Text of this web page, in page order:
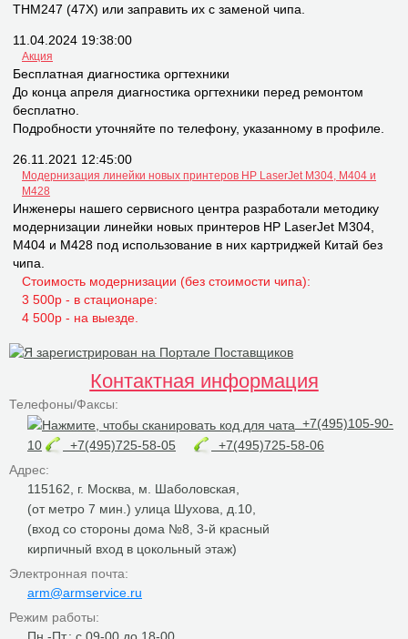
THM247 (47X) или заправить их с заменой чипа.
11.04.2024 19:38:00
Акция
Бесплатная диагностика оргтехники
До конца апреля диагностика оргтехники перед ремонтом
бесплатно.
Подробности уточняйте по телефону, указанному в профиле.
26.11.2021 12:45:00
Модернизация линейки новых принтеров НР LaserJet M304, M404 и
M428
Инженеры нашего сервисного центра разработали методику
модернизации линейки новых принтеров НР LaserJet M304,
M404 и M428 под использование в них картриджей Китай без
чипа.
Стоимость модернизации (без стоимости чипа):
3 500р - в стационаре:
4 500р - на выезде.
Контактная информация
Телефоны/Факсы:
+7(495)105-90-
10
+7(495)725-58-05
+7(495)725-58-06
Адрес:
115162, г. Москва, м. Шаболовская,
(от метро 7 мин.) улица Шухова, д.10,
(вход со стороны дома №8, 3-й красный
кирпичный вход в цокольный этаж)
Электронная почта:
arm@armservice.ru
Режим работы: